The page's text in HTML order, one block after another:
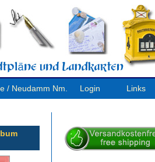
/ Neudamm Nm. Login Links